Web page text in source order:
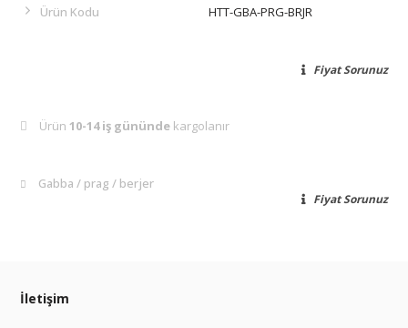
Ürün Kodu
HTT-GBA-PRG-BRJR
Fiyat Sorunuz
Ürün10-14 iş gününde kargolanır
Gabba prag berjer
Fiyat Sorunuz
İletişim